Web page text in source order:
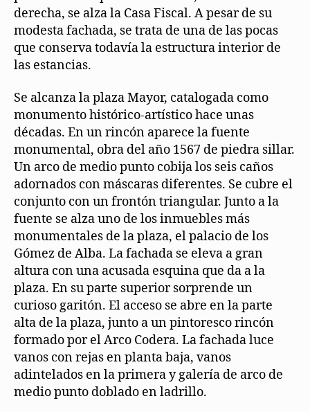
derecha, se alza la Casa Fiscal. A pesar de su
modesta fachada, se trata de una de las pocas
que conserva todavía la estructura interior de
las estancias.
Se alcanza la plaza Mayor, catalogada como
monumento histórico-artístico hace unas
décadas. En un rincón aparece la fuente
monumental, obra del año 1567 de piedra sillar.
Un arco de medio punto cobija los seis caños
adornados con máscaras diferentes. Se cubre el
conjunto con un frontón triangular. Junto a la
fuente se alza uno de los inmuebles más
monumentales de la plaza, el palacio de los
Gómez de Alba. La fachada se eleva a gran
altura con una acusada esquina que da a la
plaza. En su parte superior sorprende un
curioso garitón. El acceso se abre en la parte
alta de la plaza, junto a un pintoresco rincón
formado por el Arco Codera. La fachada luce
vanos con rejas en planta baja, vanos
adintelados en la primera y galería de arco de
medio punto doblado en ladrillo.